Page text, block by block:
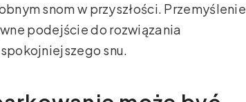
snom w przyszłości. Przemyślenie
podejście do rozwiązania
snu.